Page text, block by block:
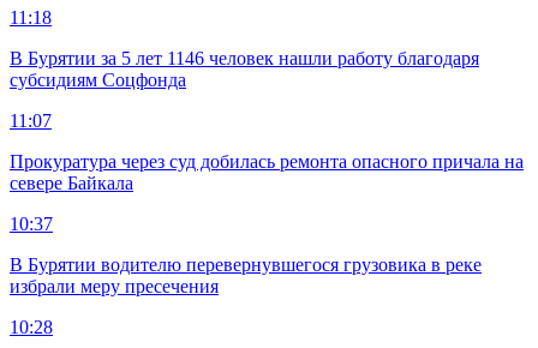
11:18
В Бурятии за 5 лет 1146 человек нашли работу благодаря
субсидиям Соцфонда
11:07
Прокуратура через суд добилась ремонта опасного причала на
севере Байкала
10:37
В Бурятии водителю перевернувшегося грузовика в реке
избрали меру пресечения
10:28